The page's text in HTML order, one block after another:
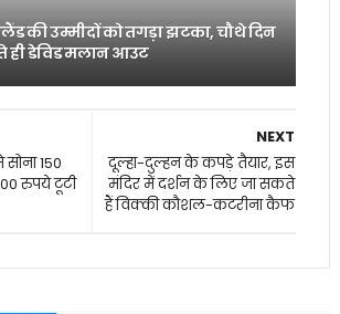
की उम्‍मीदों को तगड़ा झटका, चौथे दिन
ही डेविड मलान आउट
NEXT
दूल्हा-दुल्हन के कपड़े तैयार, इस
मंदिर में दर्शन के लिए जा सकते
हैं विक्की कौशल-कटरीना कैफ
150
रुपये टूटी